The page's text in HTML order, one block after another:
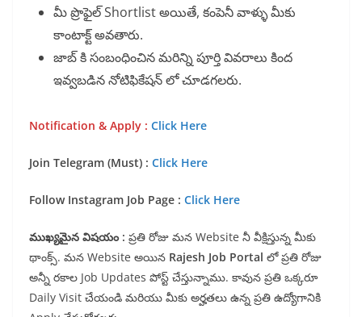
మీ ప్రొఫైల్ Shortlist అయితే, కంపెనీ వాళ్ళు మీకు
కాంటాక్ట్ అవతారు.
జాబ్ కి సంబంధించిన మరిన్ని పూర్తి వివరాలు కింద
ఇవ్వబడిన నోటిఫికేషన్ లో చూడగలరు.
Notification & Apply : Click Here
Join Telegram (Must) : Click Here
Follow Instagram Job Page : Click Here
ముఖ్యమైన విషయం : ప్రతి రోజు మన Website నీ వీక్షిస్తున్న మీకు
థాంక్స్. మన Website అయిన Rajesh Job Portal లో ప్రతి రోజు
అన్నీ రకాల Job Updates పోస్ట్ చేస్తున్నాము. కావున ప్రతి ఒక్కరూ
Daily Visit చేయండి మరియు మీకు అర్హతలు ఉన్న ప్రతి ఉద్యోగానికి